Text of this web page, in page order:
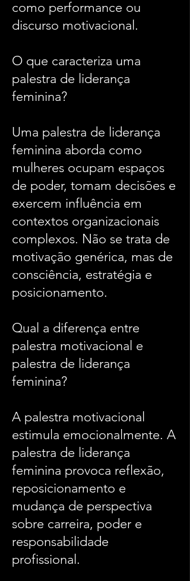
como performance ou
discurso motivacional.
O que caracteriza uma
palestra de liderança
feminina?
Uma palestra de liderança
feminina aborda como
mulheres ocupam espaços
de poder, tomam decisões e
exercem influência em
contextos organizacionais
complexos. Não se trata de
motivação genérica, mas de
consciência, estratégia e
posicionamento.
Qual a diferença entre
palestra motivacional e
palestra de liderança
feminina?
A palestra motivacional
estimula emocionalmente. A
palestra de liderança
feminina provoca reflexão,
reposicionamento e
mudança de perspectiva
sobre carreira, poder e
responsabilidade
profissional.